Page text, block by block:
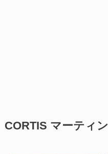
CORTIS マーティン